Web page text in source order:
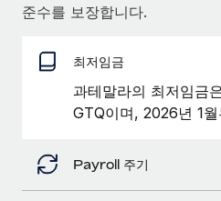
규정 준수 관련 위험에 선제적으
기기 관리
전 세계 IT 장비 제공 및 추적 관
법인 설립
법인 설립을 빠르고 준법적으로
블로그
EOR 및 PEO
계약자 관리
세금
준수를 보장합니다.
최저임금
과테말라의 최저임금
GTQ이며, 2026년 1
Payroll 주기